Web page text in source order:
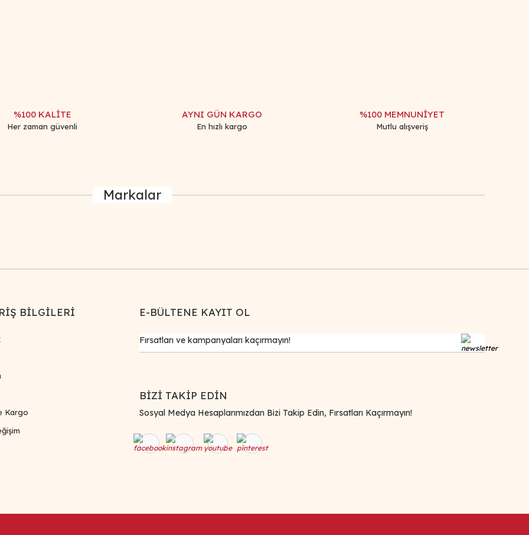
%100 KALİTE
Her zaman güvenli
AYNI GÜN KARGO
En hızlı kargo
%100 MEMNUNİYET
Mutlu alışveriş
Markalar
BİLGİLERİ
Kargo
E-BÜLTENE KAYIT OL
BİZİ TAKİP EDİN
Sosyal Medya Hesaplarımızdan Bizi Takip Edin, Fırsatları Kaçırmayın!